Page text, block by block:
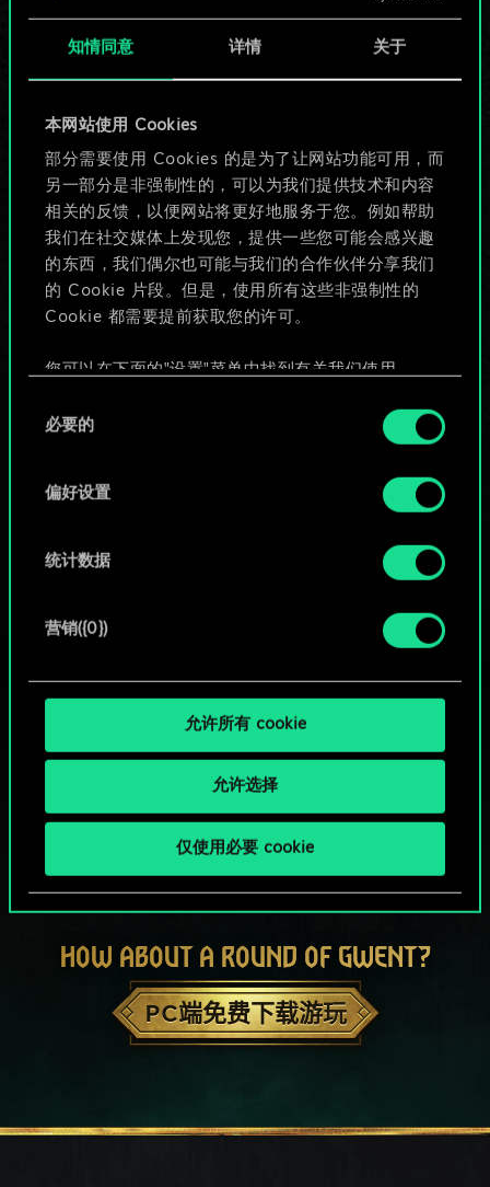
知情同意 详情 关于
本网站使用 Cookies
部分需要使用 Cookies 的是为了让网站功能可用，而
另一部分是非强制性的，可以为我们提供技术和内容
相关的反馈，以便网站将更好地服务于您。例如帮助
我们在社交媒体上发现您，提供一些您可能会感兴趣
的东西，我们偶尔也可能与我们的合作伙伴分享我们
的 Cookie 片段。但是，使用所有这些非强制性的
Cookie 都需要提前获取您的许可。
您可以在下面的"设置"菜单中找到有关我们使用
好。一旦您了解了其中的内容并准备好继续，请点
必要的
偏好设置
统计数据
营销({0})
允许所有 cookie
允许选择
仅使用必要 cookie
目前只是分享了一套
牌，但能做的不止这
些！
给牌组命名并撰写攻略
HOW ABOUT A ROUND OF GWENT?
PC端免费下载游玩